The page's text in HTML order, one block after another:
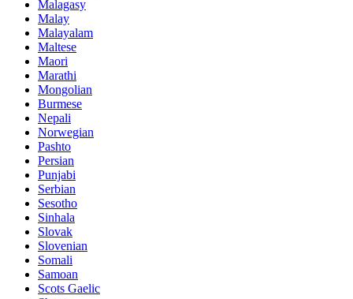
Malagasy
Malay
Malayalam
Maltese
Maori
Marathi
Mongolian
Burmese
Nepali
Norwegian
Pashto
Persian
Punjabi
Serbian
Sesotho
Sinhala
Slovak
Slovenian
Somali
Samoan
Scots Gaelic